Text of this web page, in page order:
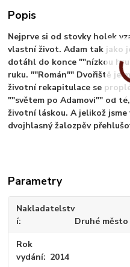
Popis
Nejprve si od stovky holek
vlastní život. Adam tak jako
dotáhl do konce ""nízkou
ruku. ""Román"" Dvořiště je
životní rekapitulace se
""světem po Adamovi"" od
životní láskou. A jelikož
dvojhlasný žalozpěv
Parametry
Nakladatelstv
í
Druhé město
Rok
vydání
2014